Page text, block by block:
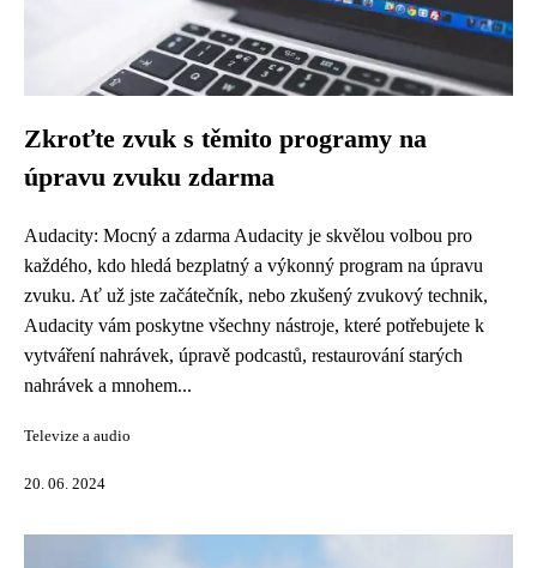
Zkroťte zvuk s těmito programy na
úpravu zvuku zdarma
Audacity: Mocný a zdarma Audacity je skvělou volbou pro
každého, kdo hledá bezplatný a výkonný program na úpravu
zvuku. Ať už jste začátečník, nebo zkušený zvukový technik,
Audacity vám poskytne všechny nástroje, které potřebujete k
vytváření nahrávek, úpravě podcastů, restaurování starých
nahrávek a mnohem...
Televize a audio
20. 06. 2024